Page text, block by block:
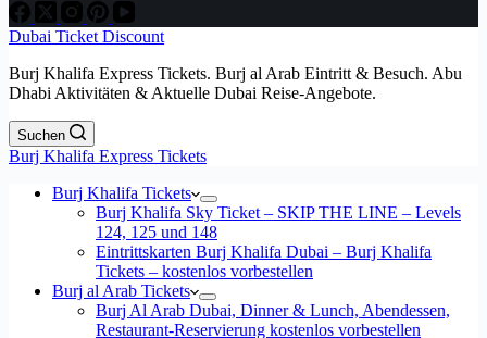
Dubai Ticket Discount
Burj Khalifa Express Tickets. Burj al Arab Eintritt & Besuch. Abu
Dhabi Aktivitäten & Aktuelle Dubai Reise-Angebote.
Suchen
Burj Khalifa Express Tickets
Burj Khalifa Tickets
Burj Khalifa Sky Ticket – SKIP THE LINE – Levels
124, 125 und 148
Eintrittskarten Burj Khalifa Dubai – Burj Khalifa
Tickets – kostenlos vorbestellen
Burj al Arab Tickets
Burj Al Arab Dubai, Dinner & Lunch, Abendessen,
Restaurant-Reservierung kostenlos vorbestellen